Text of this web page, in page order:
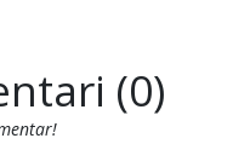
(0)